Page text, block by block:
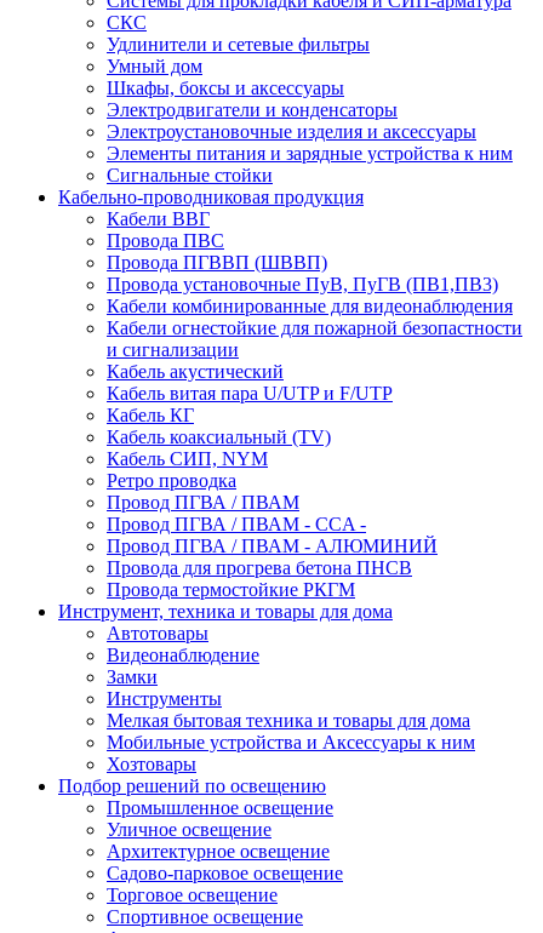
СКС
Удлинители и сетевые фильтры
Умный дом
Шкафы, боксы и аксессуары
Электродвигатели и конденсаторы
Электроустановочные изделия и аксессуары
Элементы питания и зарядные устройства к ним
Сигнальные стойки
Кабельно-проводниковая продукция
Кабели ВВГ
Провода ПВС
Провода ПГВВП (ШВВП)
Провода установочные ПуВ, ПуГВ (ПВ1,ПВ3)
Кабели комбинированные для видеонаблюдения
Кабели огнестойкие для пожарной безопастности
и сигнализации
Кабель акустический
Кабель витая пара U/UTP и F/UTP
Кабель КГ
Кабель коаксиальный (TV)
Кабель СИП, NYM
Ретро проводка
Провод ПГВА / ПВАМ
Провод ПГВА / ПВАМ - CCA -
Провод ПГВА / ПВАМ - АЛЮМИНИЙ
Провода для прогрева бетона ПНСВ
Провода термостойкие РКГМ
Инструмент, техника и товары для дома
Автотовары
Видеонаблюдение
Замки
Инструменты
Мелкая бытовая техника и товары для дома
Мобильные устройства и Аксессуары к ним
Хозтовары
Подбор решений по освещению
Промышленное освещение
Уличное освещение
Архитектурное освещение
Садово-парковое освещение
Торговое освещение
Спортивное освещение